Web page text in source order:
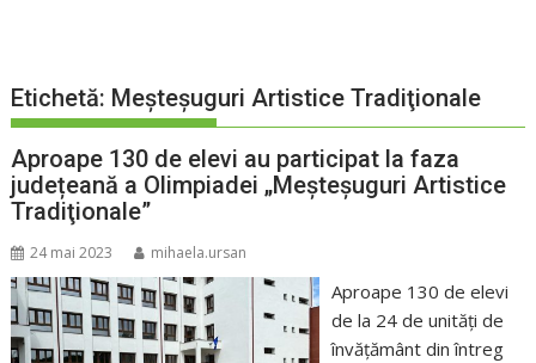
Etichetă: Meşteşuguri Artistice Tradiţionale
Aproape 130 de elevi au participat la faza
județeană a Olimpiadei „Meşteşuguri Artistice
Tradiţionale”
24 mai 2023 mihaela.ursan
Aproape 130 de elevi
de la 24 de unități de
învățământ din întreg